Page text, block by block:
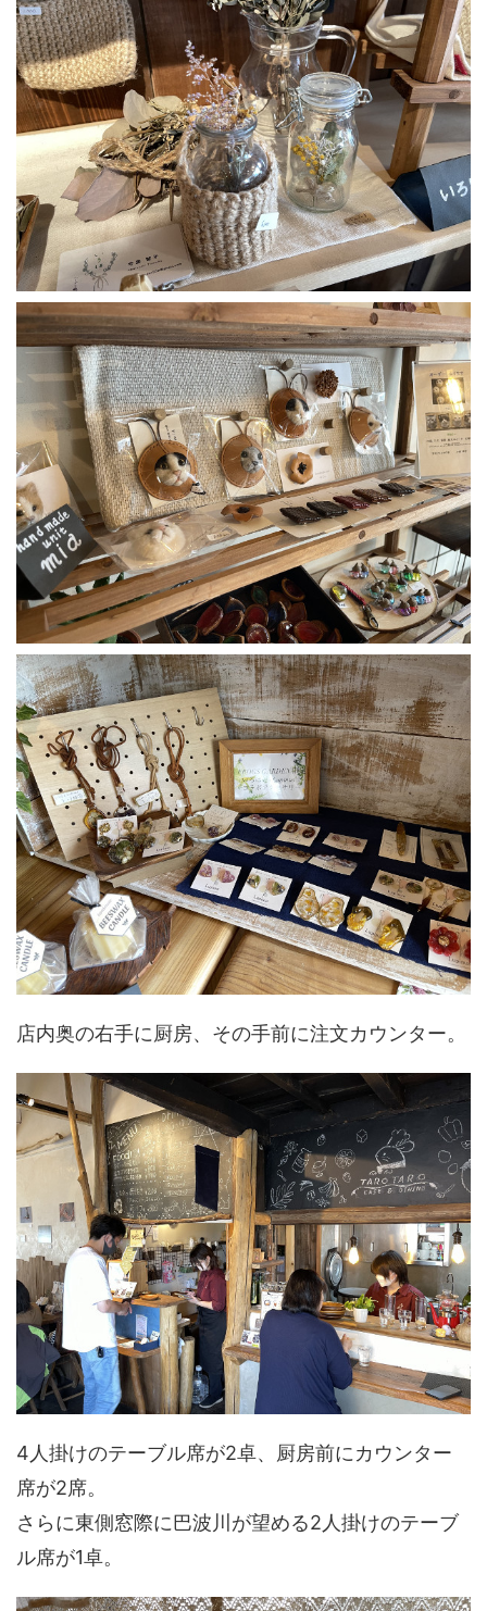
店内奥の右手に厨房、その手前に注文カウンター。
4人掛けのテーブル席が2卓、厨房前にカウンター
席が2席。
さらに東側窓際に巴波川が望める2人掛けのテーブ
ル席が1卓。